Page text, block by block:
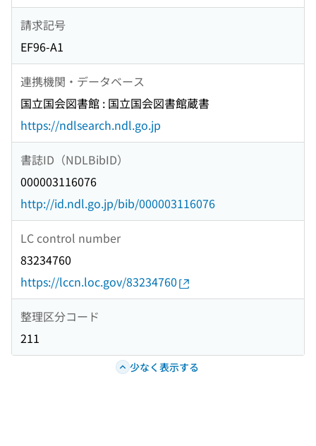
請求記号
EF96-A1
連携機関・データベース
国立国会図書館 : 国立国会図書館蔵書
https://ndlsearch.ndl.go.jp
書誌ID（NDLBibID）
000003116076
http://id.ndl.go.jp/bib/000003116076
LC control number
83234760
https://lccn.loc.gov/83234760
整理区分コード
211
少なく表示する